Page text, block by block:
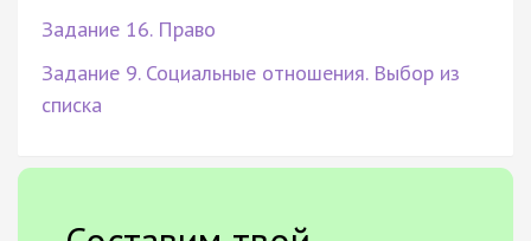
Задание 16. Право
Задание 9. Социальные отношения. Выбор из
списка